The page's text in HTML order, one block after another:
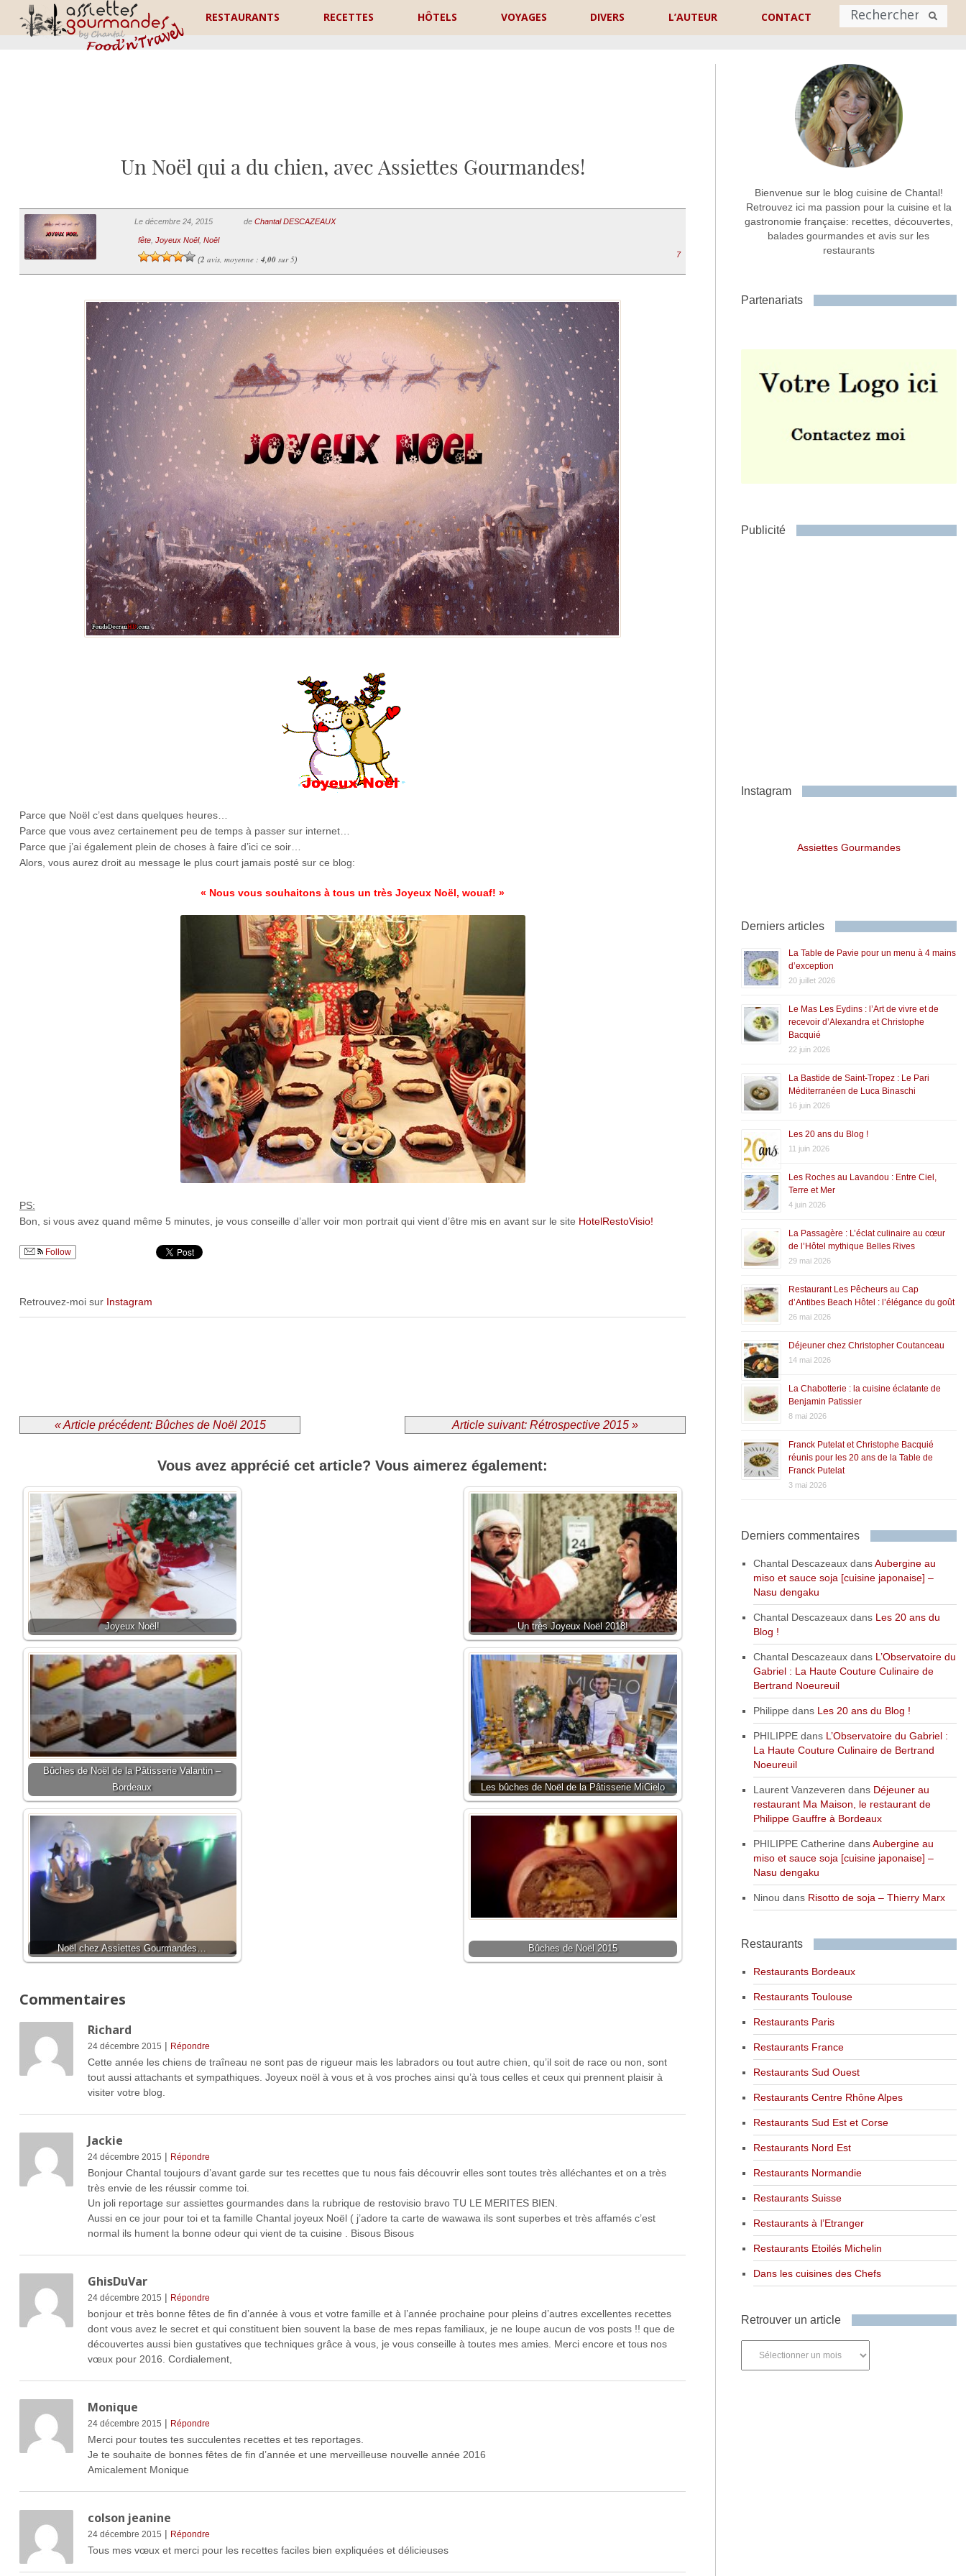
RESTAURANTS RECETTES HÔTELS VOYAGES DIVERS L’AUTEUR CONTACT
Nom
Commentaire ou message *
Un Noël qui a du chien, avec Assiettes Gourmandes!
Le décembre 24, 2015 de Chantal DESCAZEAUX
fête, Joyeux Noël, Noël
(2 avis, moyenne : 4,00sur 5)
7
Parce que Noël c’est dans quelques heures…
Parce que vous avez certainement peu de temps à passer sur internet…
Parce que j’ai également plein de choses à faire d’ici ce soir…
Alors, vous aurez droit au message le plus court jamais posté sur ce blog:
« Nous vous souhaitons à tous un très Joyeux Noël, wouaf! »
PS:
Bon, si vous avez quand même 5 minutes, je vous conseille d’aller voir mon portrait qui vient d’être mis en avant sur le site HotelRestoVisio!
Follow
Retrouvez-moi sur Instagram
« Article précédent: Bûches de Noël 2015 Article suivant: Rétrospective 2015 »
Vous avez apprécié cet article? Vous aimerez également:
Joyeux Noël! Un très Joyeux Noël 2018!
Bûches de Noël de la Pâtisserie Valantin –
Bordeaux
Les bûches de Noël de la Pâtisserie MiCielo
Noël chez Assiettes Gourmandes… Bûches de Noël 2015
Commentaires
Richard
24 décembre 2015 | Répondre
Cette année les chiens de traîneau ne sont pas de rigueur mais les labradors ou tout autre chien, qu’il soit de race ou non, sont
tout aussi attachants et sympathiques. Joyeux noël à vous et à vos proches ainsi qu’à tous celles et ceux qui prennent plaisir à
visiter votre blog.
Jackie
24 décembre 2015 | Répondre
Bonjour Chantal toujours d’avant garde sur tes recettes que tu nous fais découvrir elles sont toutes très alléchantes et on a très
très envie de les réussir comme toi.
Un joli reportage sur assiettes gourmandes dans la rubrique de restovisio bravo TU LE MERITES BIEN.
Aussi en ce jour pour toi et ta famille Chantal joyeux Noël ( j’adore ta carte de wawawa ils sont superbes et très affamés c’est
normal ils hument la bonne odeur qui vient de ta cuisine . Bisous Bisous
GhisDuVar
24 décembre 2015 | Répondre
bonjour et très bonne fêtes de fin d’année à vous et votre famille et à l’année prochaine pour pleins d’autres excellentes recettes
dont vous avez le secret et qui constituent bien souvent la base de mes repas familiaux, je ne loupe aucun de vos posts !! que de
découvertes aussi bien gustatives que techniques grâce à vous, je vous conseille à toutes mes amies. Merci encore et tous nos
vœux pour 2016. Cordialement,
Monique
24 décembre 2015 | Répondre
Merci pour toutes tes succulentes recettes et tes reportages.
Je te souhaite de bonnes fêtes de fin d’année et une merveilleuse nouvelle année 2016
Amicalement Monique
colson jeanine
24 décembre 2015 | Répondre
Tous mes vœux et merci pour les recettes faciles bien expliquées et délicieuses
Bienvenue sur le blog cuisine de Chantal!
Retrouvez ici ma passion pour la cuisine et la
gastronomie française: recettes, découvertes,
balades gourmandes et avis sur les
restaurants
Partenariats
Publicité
Instagram
Assiettes Gourmandes
Derniers articles
La Table de Pavie pour un menu à 4 mains
d’exception
20 juillet 2026
Le Mas Les Eydins : l’Art de vivre et de
recevoir d’Alexandra et Christophe
Bacquié
22 juin 2026
La Bastide de Saint-Tropez : Le Pari
Méditerranéen de Luca Binaschi
16 juin 2026
Les 20 ans du Blog !
11 juin 2026
Les Roches au Lavandou : Entre Ciel,
Terre et Mer
4 juin 2026
La Passagère : L’éclat culinaire au cœur
de l’Hôtel mythique Belles Rives
29 mai 2026
Restaurant Les Pêcheurs au Cap
d’Antibes Beach Hôtel : l’élégance du goût
26 mai 2026
Déjeuner chez Christopher Coutanceau
14 mai 2026
La Chabotterie : la cuisine éclatante de
Benjamin Patissier
8 mai 2026
Franck Putelat et Christophe Bacquié
réunis pour les 20 ans de la Table de
Franck Putelat
3 mai 2026
Derniers commentaires
Chantal DescazeauxdansAubergine au
miso et sauce soja [cuisine japonaise] –
Nasu dengaku
Chantal Descazeauxdans Les 20 ans du
Blog !
Chantal Descazeauxdans L’Observatoire du
Gabriel : La Haute Couture Culinaire de
Bertrand Noeureuil
Philippe dans Les 20 ans du Blog !
PHILIPPEdans L’Observatoire du Gabriel :
La Haute Couture Culinaire de Bertrand
Noeureuil
Laurent Vanzeveren dans Déjeuner au
restaurant Ma Maison, le restaurant de
Philippe Gauffre à Bordeaux
PHILIPPE Catherine dansAubergine au
miso et sauce soja [cuisine japonaise] –
Nasu dengaku
Ninou dans Risotto de soja – Thierry Marx
Restaurants
Restaurants Bordeaux
Restaurants Toulouse
Restaurants Paris
Restaurants France
Restaurants Sud Ouest
Restaurants Centre Rhône Alpes
Restaurants Sud Est et Corse
Restaurants Nord Est
Restaurants Normandie
Restaurants Suisse
Restaurants à l’Etranger
Restaurants Etoilés Michelin
Dans les cuisines des Chefs
Retrouver un article